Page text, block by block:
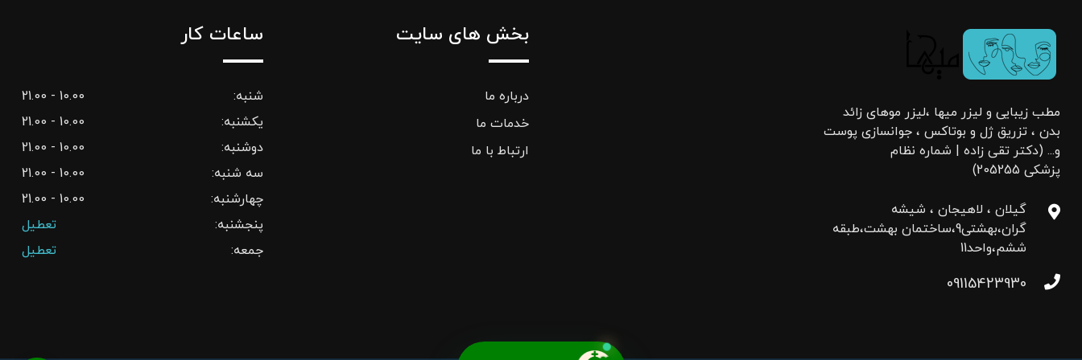
مطب زیبایی و لیزر میها ،لیزر موهای زائد
بدن ، تزریق ژل و بوتاکس ، جوانسازی پوست
و... (دکتر تقی زاده | شماره نظام
پزشکی 205255)
گیلان ، لاهیجان ، شیشه
گران،بهشتی9،ساختمان بهشت،طبقه
ششم،واحد11
09115423930
بخش های سایت
درباره ما
خدمات ما
ارتباط با ما
ساعات کار
شنبه:
10.00 - 21.00
یکشنبه:
10.00 - 21.00
دوشنبه:
10.00 - 21.00
سه شنبه:
10.00 - 21.00
چهارشنبه:
10.00 - 21.00
پنجشنبه:
تعطیل
جمعه:
تعطیل